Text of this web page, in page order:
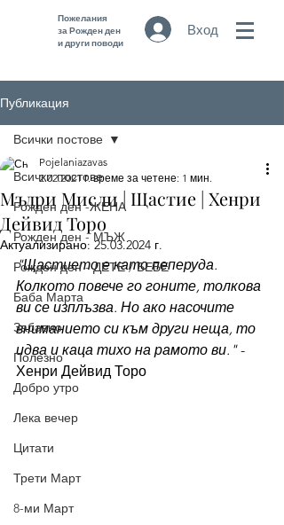
Пожелания
за Рожден ден
и други поводи
Вход
Публикация
Всички постове
Рожден ден -ЖЕНА
Рожден ден - МЪЖ
Рожден ден - ДЕТЕ / БЕБЕ
Баба Марта
Забавно
Полезно
Добро утро
Лека вечер
Цитати
Трети Март
8-ми Март
Всички постове
Мъдри Мисли | Щастие | Хенри
Дейвид Торо
Pojelaniazavas
2.02.2021 г. време за четене: 1 мин.
Актуализирано: 25.03.2024 г.
"Щастието е като пеперуда.
Колкото повече го гоните, толкова
ви се изплъзва. Но ако насочите
вниманието си към други неща, то
идва и каца тихо на рамото ви." -
Хенри Дейвид Торо